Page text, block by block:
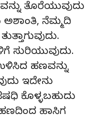
ತೊರೆಯುವುದು
ನೆಮ್ಮದಿ
ಸುರಿಯುವುದು.
ಹಣವನ್ನು
ಇದೇನು
ಕೊಳ್ಳಬಹುದು
ಹಾಸಿಗ